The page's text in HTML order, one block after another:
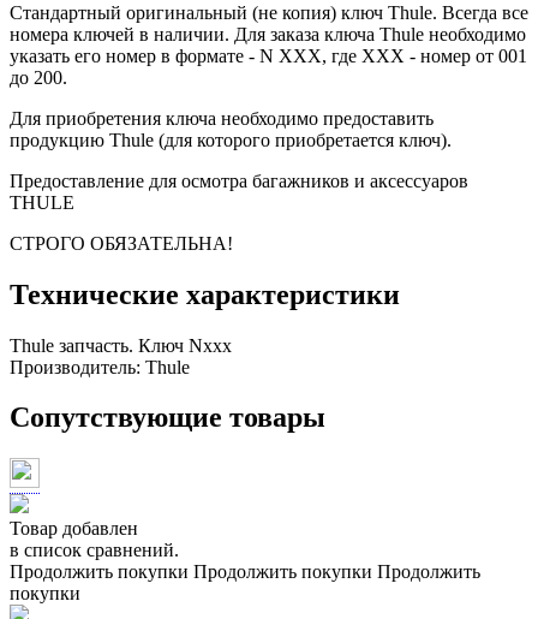
Стандартный оригинальный (не копия) ключ Thule. Всегда все
номера ключей в наличии. Для заказа ключа Thule необходимо
указать его номер в формате - N XXX, где XXX - номер от 001
до 200.
Для приобретения ключа необходимо предоставить
продукцию Thule (для которого приобретается ключ).
Предоставление для осмотра багажников и аксессуаров
THULE
СТРОГО ОБЯЗАТЕЛЬНА!
Технические характеристики
Thule запчасть. Ключ Nxxx
Производитель: Thule
Сопутствующие товары
Товар добавлен
в список сравнений.
Продолжить покупки Продолжить покупки Продолжить
покупки